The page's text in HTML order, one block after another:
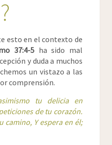
esto en el contexto de
37:4-5ha sido mal
y duda a muchos
un vistazo a las
comprensión.
tu delicia en
de tu corazón.
camino, Y espera en él;